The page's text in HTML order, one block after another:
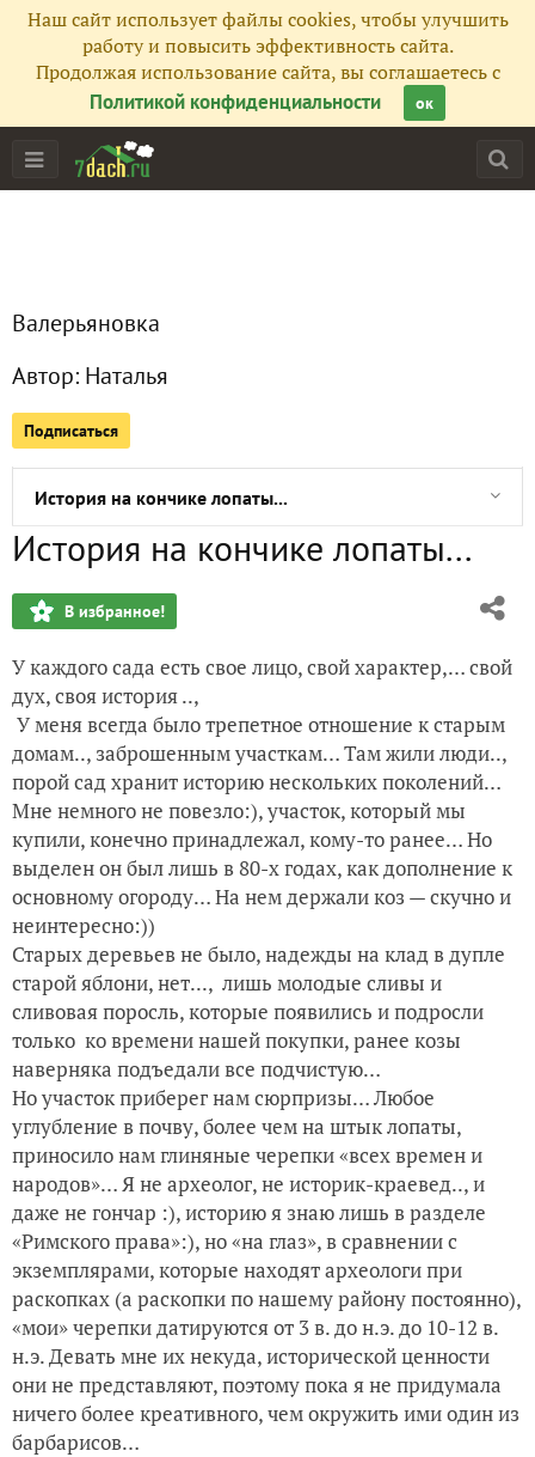
Наш сайт использует файлы cookies, чтобы улучшить
работу и повысить эффективность сайта.
Продолжая использование сайта, вы соглашаетесь с
Политикой конфиденциальности
ок
Валерьяновка
Автор: Наталья
Подписаться
Фото 2243
Сейчас обсуждают
И на камнях растут цветы?!
Что делать, когда ничего не хочется делать...
Есть ли жизнь после пятидесяти...
История на кончике лопаты...
Не устаю благодарить за призы...
Созрели сливы в саду у тети Фивы...
С приветом из города N...
Мечты сбываются.... Снова
"Хвалебная песнь" сорнякам...
История на кончике лопаты...
В избранное!
У каждого сада есть свое лицо, свой характер,… свой
дух, своя история ..,
У меня всегда было трепетное отношение к старым
домам.., заброшенным участкам… Там жили люди..,
порой сад хранит историю нескольких поколений…
Мне немного не повезло:), участок, который мы
купили, конечно принадлежал, кому-то ранее… Но
выделен он был лишь в 80-х годах, как дополнение к
основному огороду… На нем держали коз — скучно и
неинтересно:))
Старых деревьев не было, надежды на клад в дупле
старой яблони, нет..., лишь молодые сливы и
сливовая поросль, которые появились и подросли
только ко времени нашей покупки, ранее козы
наверняка подъедали все подчистую…
Но участок приберег нам сюрпризы… Любое
углубление в почву, более чем на штык лопаты,
приносило нам глиняные черепки «всех времен и
народов»… Я не археолог, не историк-краевед.., и
даже не гончар :), историю я знаю лишь в разделе
«Римского права»:), но «на глаз», в сравнении с
экземплярами, которые находят археологи при
раскопках (а раскопки по нашему району постоянно),
«мои» черепки датируются от 3 в. до н.э. до 10-12 в.
н.э. Девать мне их некуда, исторической ценности
они не представляют, поэтому пока я не придумала
ничего более креативного, чем окружить ими один из
барбарисов…